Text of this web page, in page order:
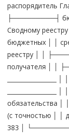
распорядитель
├─────────┤
Сводному
бюджетных │ │
реестру │ │
получателя │ │
обязательства
(с точностью │ │
383 │